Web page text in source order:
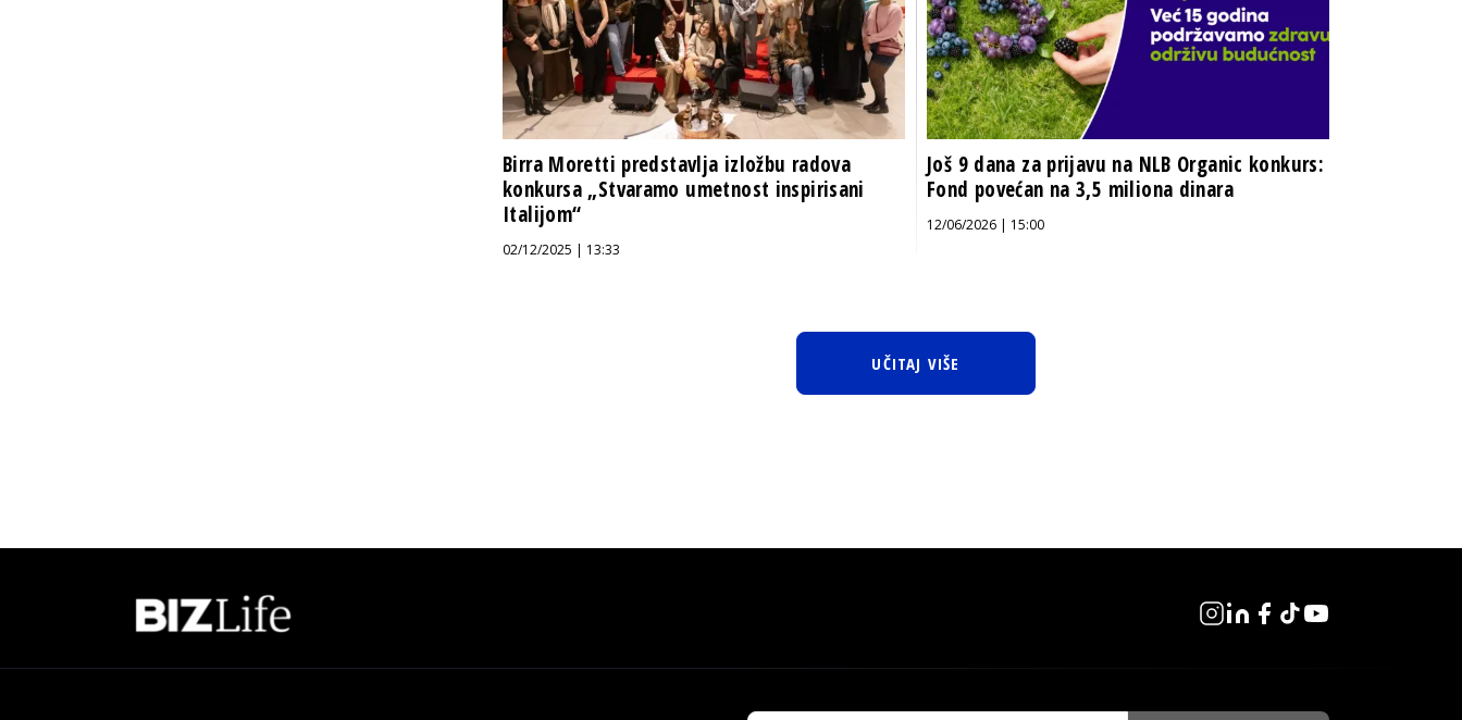
Birra Moretti predstavlja izložbu radova
konkursa „Stvaramo umetnost inspirisani
Italijom“
02/12/2025 | 13:33
Još 9 dana za prijavu na NLB Organic konkurs:
Fond povećan na 3,5 miliona dinara
12/06/2026 | 15:00
UČITAJ VIŠE